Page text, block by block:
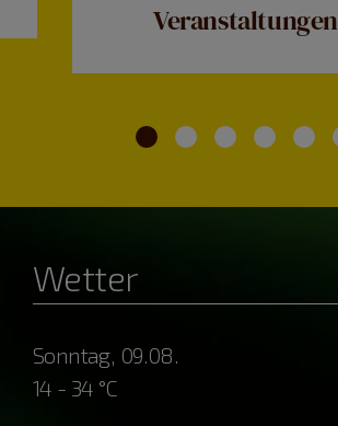
Veranstaltungen
Wetter
Sonntag, 09.08.
14 - 34 °C